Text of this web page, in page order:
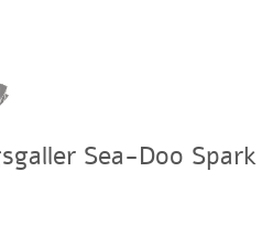
Sea-Doo Spark